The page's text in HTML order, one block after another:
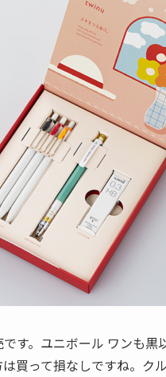
す。ユニボール ワンも黒
買って損なしですね。ク